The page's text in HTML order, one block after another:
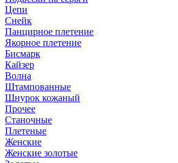
Цепи
Снейк
Панцирное плетение
Якорное плетение
Бисмарк
Кайзер
Волна
Штампованные
Шнурок кожаный
Прочее
Станочные
Плетеные
Женские
Женские золотые